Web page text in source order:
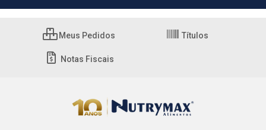
Meus Pedidos Títulos
Notas Fiscais